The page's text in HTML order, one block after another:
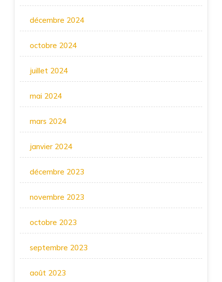
décembre 2024
octobre 2024
juillet 2024
mai 2024
mars 2024
janvier 2024
décembre 2023
novembre 2023
octobre 2023
septembre 2023
août 2023